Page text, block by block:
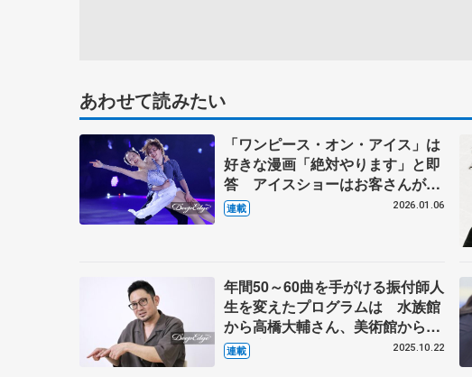
あわせて読みたい
「ワンピース・オン・アイス」は
好きな漫画「絶対やります」と即
答 アイスショーはお客さんがメ
イン、純粋に楽しんでもらうもの
【第3回・宮本賢二 表現の設計
連載 2026.01.06
年間50～60曲を手がける振付師人
生を変えたプログラムは 水族館
から高橋大輔さん、美術館から宇
野昌磨さんの演目に 【第1回・
宮本賢二 表現の設計図（下）】
連載 2025.10.22